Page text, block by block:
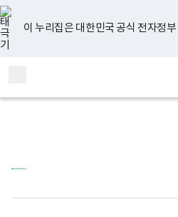
너
비
767px
이
하
이 누리집은 대한민국 공식 전자정
지메
홈
유
튜
브
페
이
스
북
인
스
타
그
램
블
로
그